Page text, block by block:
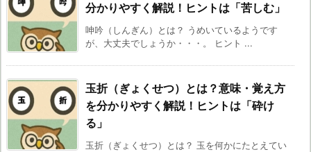
分かりやすく解説！ヒントは「苦しむ」
呻吟（しんぎん）とは？ うめいているようです
が、大丈夫でしょうか・・・。 ヒント ...
玉折（ぎょくせつ）とは？意味・覚え方
を分かりやすく解説！ヒントは「砕け
る」
玉折（ぎょくせつ）とは？ 玉を何かにたとえてい